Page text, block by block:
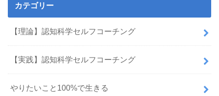
カテゴリー
【理論】認知科学セルフコーチング
【実践】認知科学セルフコーチング
やりたいこと100%で生きる